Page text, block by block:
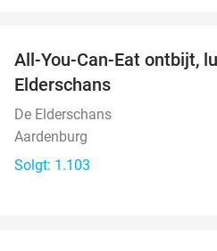
All-You-Can-Eat ontbijt,
Elderschans
De Elderschans
Aardenburg
Solgt: 1.103